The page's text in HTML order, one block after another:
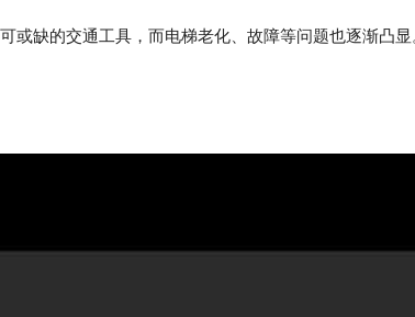
或缺的交通工具，而电梯老化、故障等问题也逐渐凸